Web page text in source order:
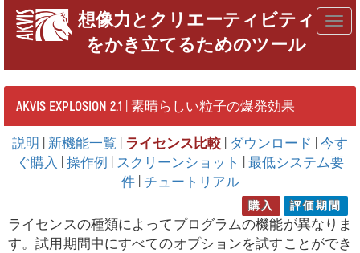
想像力とクリエーティビティ
をかき立てるためのツール
AKVIS EXPLOSION 2.1 | 素晴らしい粒子の爆発効果
説明 新機能一覧 ライセンス比較 ダウンロード
今す
ぐ購入
操作例 スクリーンショット
最低システム要
件| チュートリアル
購入 評価期間
ライセンスの種類によってプログラムの機能が異なりま
す。試用期間中にすべてのオプションを試すことができ